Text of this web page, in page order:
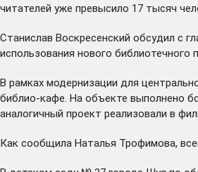
читателей уже превысило 17 тысяч
Станислав Воскресенский обсудил с
использования нового
В рамках модернизации для
библио-кафе. На объекте выполнено
аналогичный проект реализовали в
Как сообщила Наталья Трофимова,